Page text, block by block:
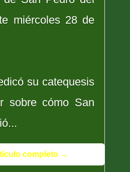
miércoles 28 de
su catequesis
sobre cómo San
completo →